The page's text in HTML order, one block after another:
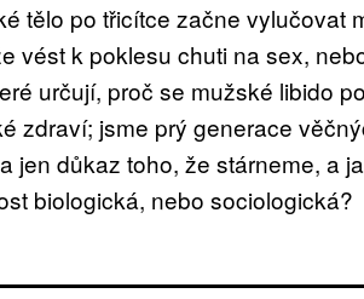
tělo po třicítce začne vylučovat
vést k poklesu chuti na sex,
určují, proč se mužské libido
zdraví; jsme prý generace
jen důkaz toho, že stárneme, a
biologická, nebo sociologická?